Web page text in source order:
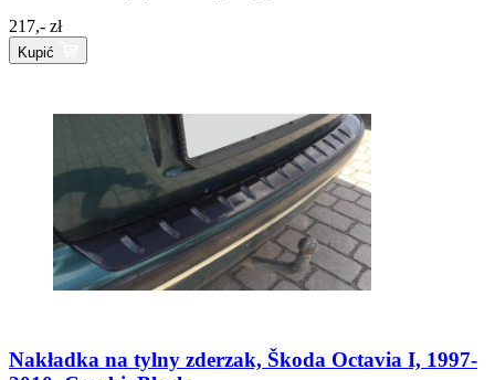
217,- zł
Kupić
Nakładka na tylny zderzak, Škoda Octavia I, 1997-